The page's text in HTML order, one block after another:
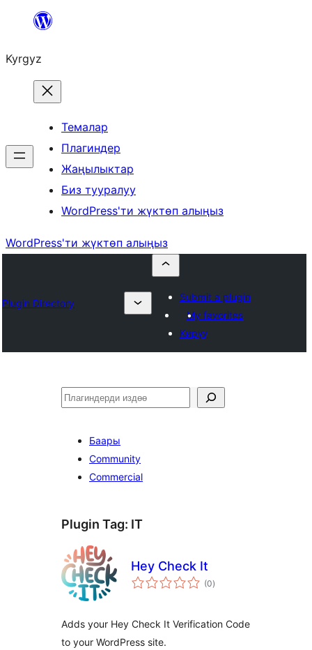
Мазмунга
Kyrgyz
Темалар
Плагиндер
Жаңылыктар
Биз тууралуу
WordPress'ти жүктөп алыңыз
WordPress'ти жүктөп алыңыз
Plugin Directory
Submit a plugin
My favorites
Кирүү
Издөө
Баары
Community
Commercial
Plugin Tag: IT
Hey Check It
(0total
ratings
)
Adds your Hey Check It Verification Code
to your WordPress site.